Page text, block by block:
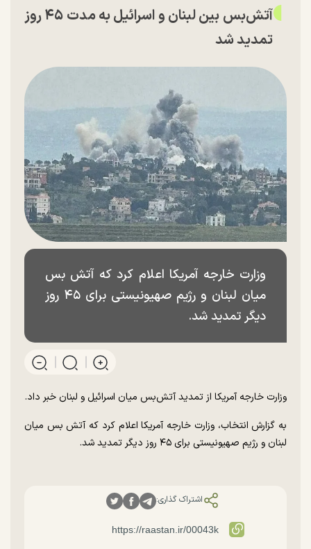
آتش‌بس بین لبنان و اسرائیل به مدت ۴۵ روز
تمدید شد
وزارت خارجه آمریکا اعلام کرد که آتش بس
میان لبنان و رژیم صهیونیستی برای ۴۵ روز
دیگر تمدید شد.
وزارت خارجه آمریکا از تمدید آتش‌بس میان اسرائیل و لبنان خبر داد.
به گزارش انتخاب، وزارت خارجه آمریکا اعلام کرد که آتش بس میان
لبنان و رژیم صهیونیستی برای ۴۵ روز دیگر تمدید شد.
اشتراک گذاری: